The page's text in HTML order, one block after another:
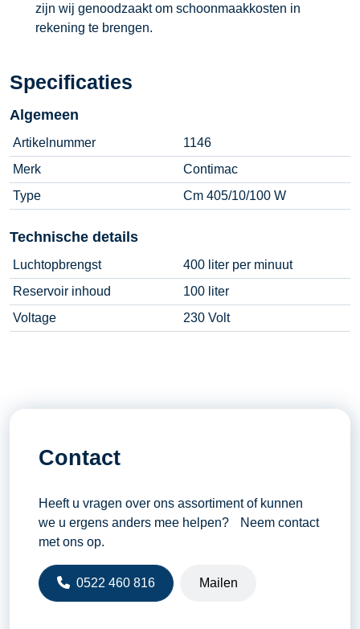
zijn wij genoodzaakt om schoonmaakkosten in
rekening te brengen.
Specificaties
Algemeen
Artikelnummer
1146
Merk
Contimac
Type
Cm 405/10/100 W
Technische details
Luchtopbrengst
400 liter per minuut
Reservoir inhoud
100 liter
Voltage
230 Volt
Contact
Heeft u vragen over ons assortiment of kunnen
we u ergens anders mee helpen? Neem contact
met ons op.
0522 460 816 Mailen